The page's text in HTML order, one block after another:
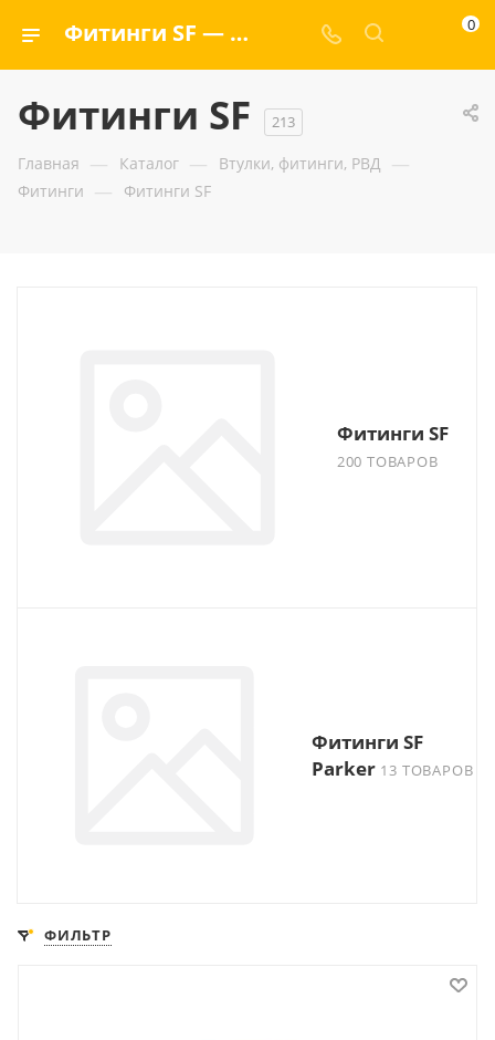
Фитинги SF — ООО «ГИДРАМАКС» 0
Фитинги SF 213
Главная — Каталог — Втулки, фитинги, РВД —
Фитинги — Фитинги SF
Фитинги SF
200 ТОВАРОВ
Фитинги SF
Parker 13 ТОВАРОВ
ФИЛЬТР